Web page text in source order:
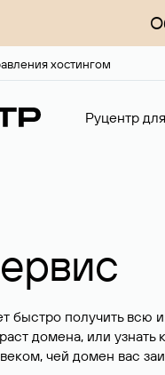
хостингом
Руцентр
быстро получить
домена, или
чей домен вас